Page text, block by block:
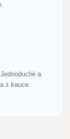
a
z kauce.